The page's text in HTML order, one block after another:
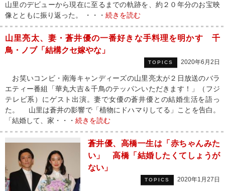
山里のデビューから現在に至るまでの軌跡を、約２０年分のお宝映
像とともに振り返った。 ・・・ 続きを読む
山里亮太、妻・蒼井優の一番好きな手料理を明かす 千
鳥・ノブ「結構クセ嫁やな」
TOPICS 2020年6月2日
お笑いコンビ・南海キャンディーズの山里亮太が２日放送のバラ
エティー番組「華丸大吉＆千鳥のテッパンいただきます！」（フジ
テレビ系）にゲスト出演。妻で女優の蒼井優との結婚生活を語っ
た。 山里は蒼井の影響で「植物にドハマりしてる」ことを告白。
「結婚して、家・・・ 続きを読む
蒼井優、高橋一生は「赤ちゃんみた
い」 高橋「結婚したくてしょうが
ない」
TOPICS 2020年1月27日